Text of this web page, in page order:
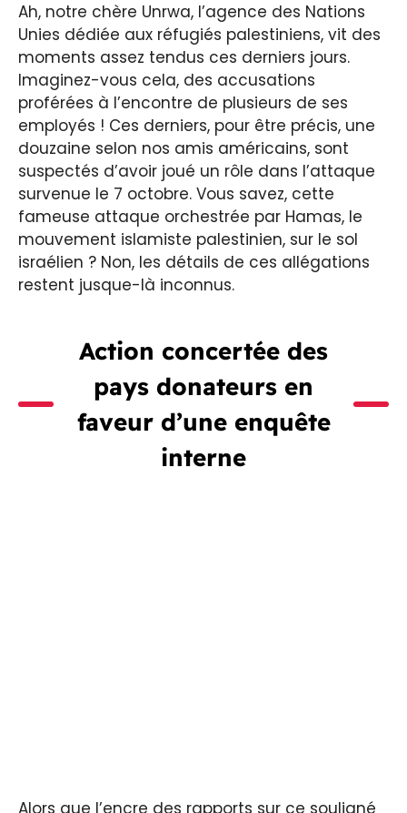
Ah, notre chère Unrwa, l’agence des Nations
Unies dédiée aux réfugiés palestiniens, vit des
moments assez tendus ces derniers jours.
Imaginez-vous cela, des accusations
proférées à l’encontre de plusieurs de ses
employés ! Ces derniers, pour être précis, une
douzaine selon nos amis américains, sont
suspectés d’avoir joué un rôle dans l’attaque
survenue le 7 octobre. Vous savez, cette
fameuse attaque orchestrée par Hamas, le
mouvement islamiste palestinien, sur le sol
israélien ? Non, les détails de ces allégations
restent jusque-là inconnus.
Action concertée des
pays donateurs en
faveur d’une enquête
interne
Alors que l’encre des rapports sur ce souligné